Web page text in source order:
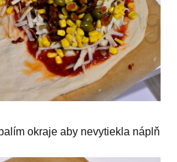
okraje aby nevytiekla náplň